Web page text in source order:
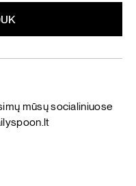
mūsų socialiniuose